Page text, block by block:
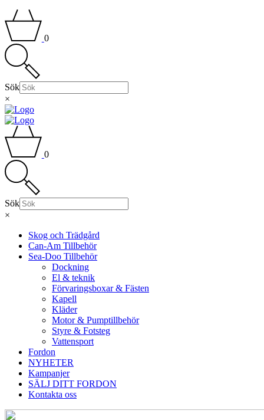
0
Sök
×
0
Sök
×
Skog och Trädgård
Can-Am Tillbehör
Sea-Doo Tillbehör
Dockning
El & teknik
Förvaringsboxar & Fästen
Kapell
Kläder
Motor & Pumptillbehör
Styre & Fotsteg
Vattensport
Fordon
NYHETER
Kampanjer
SÄLJ DITT FORDON
Kontakta oss